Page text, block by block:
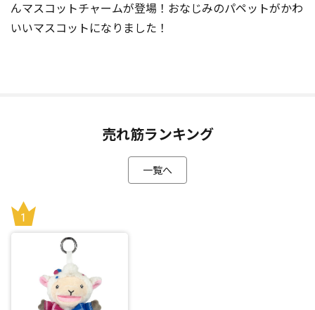
んマスコットチャームが登場！おなじみのパペットがかわ
いいマスコットになりました！
売れ筋ランキング
一覧へ